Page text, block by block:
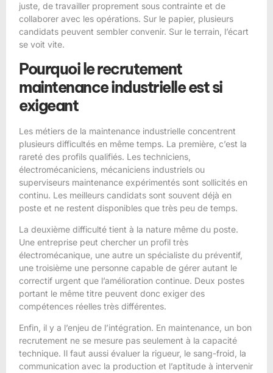
juste, de travailler proprement sous contrainte et de
collaborer avec les opérations. Sur le papier, plusieurs
candidats peuvent sembler convenir. Sur le terrain, l’écart
se voit vite.
Pourquoi le recrutement
maintenance industrielle est si
exigeant
Les métiers de la maintenance industrielle concentrent
plusieurs difficultés en même temps. La première, c’est la
rareté des profils qualifiés. Les techniciens,
électromécaniciens, mécaniciens industriels ou
superviseurs maintenance expérimentés sont sollicités en
continu. Les meilleurs candidats sont souvent déjà en
poste et ne restent disponibles que très peu de temps.
La deuxième difficulté tient à la nature même du poste.
Une entreprise peut chercher un profil très
électromécanique, une autre un spécialiste du préventif,
une troisième une personne capable de gérer autant le
correctif urgent que l’amélioration continue. Deux postes
portant le même titre peuvent donc exiger des
compétences réelles très différentes.
Enfin, il y a l’enjeu de l’intégration. En maintenance, un bon
recrutement ne se mesure pas seulement à la capacité
technique. Il faut aussi évaluer la rigueur, le sang-froid, la
communication avec la production et l’aptitude à intervenir